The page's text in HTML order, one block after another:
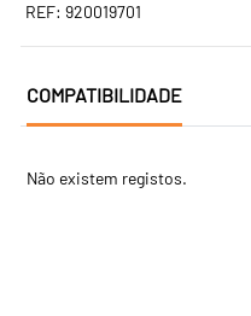
REF: 920019701
COMPATIBILIDADE
Não existem registos.